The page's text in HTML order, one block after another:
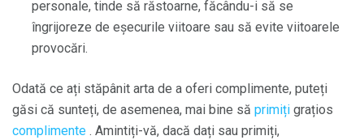
personale, tinde să răstoarne, făcându-i să se
îngrijoreze de eșecurile viitoare sau să evite viitoarele
provocări.
Odată ce ați stăpânit arta de a oferi complimente, puteți
găsi că sunteți, de asemenea, mai bine să primiți grațios
complimente . Amintiți-vă, dacă dați sau primiți,